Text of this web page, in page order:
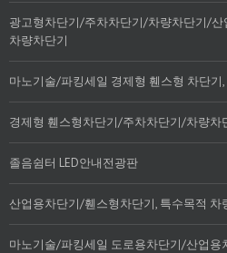
광고형차단기/주차차단기/차량차단기/
차량차단기
마노기술/파킹세일 경제형 휀스형 차단기
경제형 휀스형차단기/주차차단기/차량차
졸음쉼터 LED안내전광판
산업용차단기/휀스형차단기, 특수목적 차
마노기술/파킹세일 도로용차단기/산업